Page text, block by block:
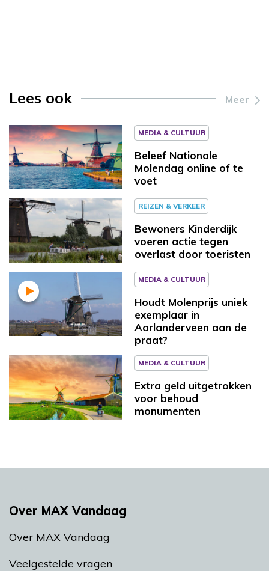
Lees ook Meer
MEDIA & CULTUUR
Beleef Nationale
Molendag online of te
voet
REIZEN & VERKEER
Bewoners Kinderdijk
voeren actie tegen
overlast door toeristen
MEDIA & CULTUUR
Houdt Molenprijs uniek
exemplaar in
Aarlanderveen aan de
praat?
MEDIA & CULTUUR
Extra geld uitgetrokken
voor behoud
monumenten
Over MAX Vandaag
Over MAX Vandaag
Veelgestelde vragen